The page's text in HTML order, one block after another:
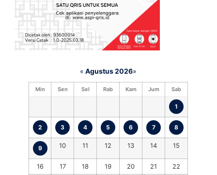
« Agustus 2026»
Min Sen Sel Rab Kam Jum Sab
1
2 3 4 5 6 7 8
9 10 11 12 13 14 15
16 17 18 19 20 21
22